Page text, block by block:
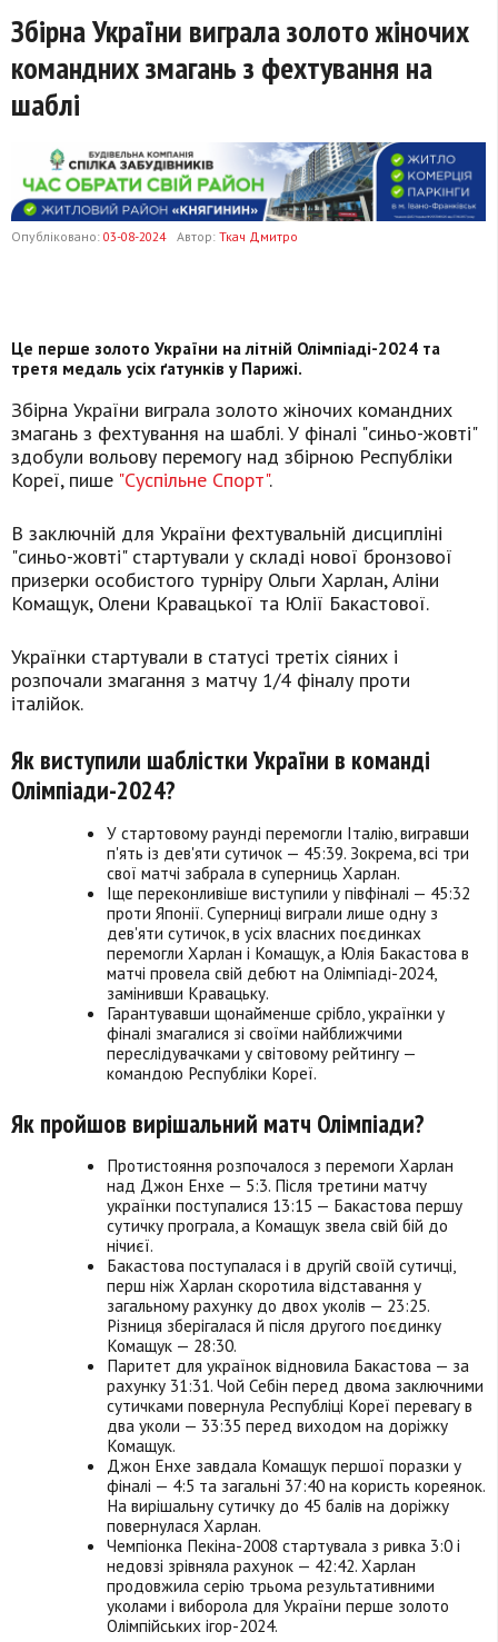
Збірна України виграла золото жіночих
командних змагань з фехтування на
шаблі
Опубліковано: 03-08-2024 Автор: Ткач Дмитро
Це перше золото України на літній Олімпіаді-2024 та
третя медаль усіх ґатунків у Парижі.
Збірна України виграла золото жіночих командних
змагань з фехтування на шаблі. У фіналі "синьо-жовті"
здобули вольову перемогу над збірною Республіки
Кореї, пише "Суспільне Спорт".
В заключній для України фехтувальній дисципліні
"синьо-жовті" стартували у складі нової бронзової
призерки особистого турніру Ольги Харлан, Аліни
Комащук, Олени Кравацької та Юлії Бакастової.
Українки стартували в статусі третіх сіяних і
розпочали змагання з матчу 1/4 фіналу проти
італійок.
Як виступили шаблістки України в команді
Олімпіади-2024?
У стартовому раунді перемогли Італію, вигравши
п'ять із дев'яти сутичок — 45:39. Зокрема, всі три
свої матчі забрала в суперниць Харлан.
Іще переконливіше виступили у півфіналі — 45:32
проти Японії. Суперниці виграли лише одну з
дев'яти сутичок, в усіх власних поєдинках
перемогли Харлан і Комащук, а Юлія Бакастова в
матчі провела свій дебют на Олімпіаді-2024,
замінивши Кравацьку.
Гарантувавши щонайменше срібло, українки у
фіналі змагалися зі своїми найближчими
переслідувачками у світовому рейтингу —
командою Республіки Кореї.
Як пройшов вирішальний матч Олімпіади?
Протистояння розпочалося з перемоги Харлан
над Джон Енхе — 5:3. Після третини матчу
українки поступалися 13:15 — Бакастова першу
сутичку програла, а Комащук звела свій бій до
нічиєї.
Бакастова поступалася і в другій своїй сутичці,
перш ніж Харлан скоротила відставання у
загальному рахунку до двох уколів — 23:25.
Різниця зберігалася й після другого поєдинку
Комащук — 28:30.
Паритет для українок відновила Бакастова — за
рахунку 31:31. Чой Себін перед двома заключними
сутичками повернула Республіці Кореї перевагу в
два уколи — 33:35 перед виходом на доріжку
Комащук.
Джон Енхе завдала Комащук першої поразки у
фіналі — 4:5 та загальні 37:40 на користь кореянок.
На вирішальну сутичку до 45 балів на доріжку
повернулася Харлан.
Чемпіонка Пекіна-2008 стартувала з ривка 3:0 і
недовзі зрівняла рахунок — 42:42. Харлан
продовжила серію трьома результативними
уколами і виборола для України перше золото
Олімпійських ігор-2024.